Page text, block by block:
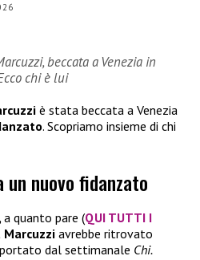
beccata a Venezia in
chi è lui
è stata beccata a Venezia
. Scopriamo insieme di chi
nuovo fidanzato
a quanto pare (QUI TUTTI I
Marcuzzi avrebbe ritrovato
dal settimanale Chi.